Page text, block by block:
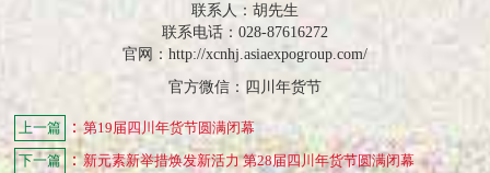
联系人：胡先生
联系电话：028-87616272
官网：http://xcnhj.asiaexpogroup.com/
官方微信：四川年货节
上一篇 ：第19届四川年货节圆满闭幕
下一篇 ：新元素新举措焕发新活力 第28届四川年货节圆满闭幕